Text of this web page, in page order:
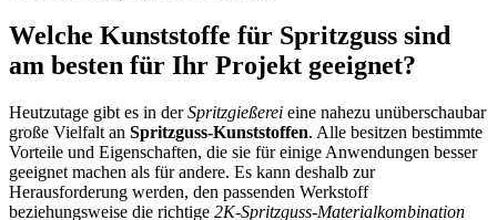
Welche Kunststoffe für Spritzguss sind
am besten für Ihr Projekt geeignet?
Heutzutage gibt es in derSpritzgießerei eine nahezu unüberschaubar
große Vielfalt an Spritzguss-Kunststoffen. Alle besitzen bestimmte
Vorteile und Eigenschaften, die sie für einige Anwendungen besser
geeignet machen als für andere. Es kann deshalb zur
Herausforderung werden, den passenden Werkstoff
beziehungsweise die richtige 2K-Spritzguss-Materialkombination